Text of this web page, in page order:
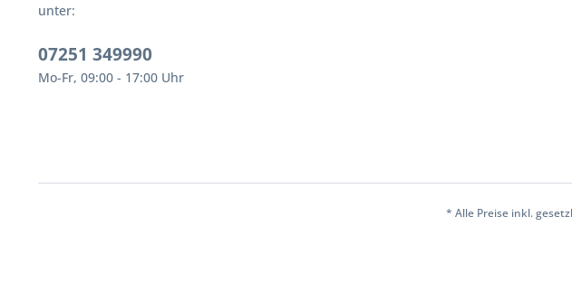
unter:
07251 349990
Mo-Fr, 09:00 - 17:00 Uhr
* Alle Preise inkl.